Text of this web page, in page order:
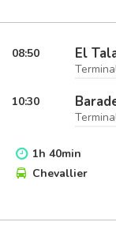
08:50 El
10:30
1h 40min
Chevallier